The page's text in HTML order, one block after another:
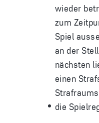
wieder
zum
Spiel
an der
nächsten
einen
die